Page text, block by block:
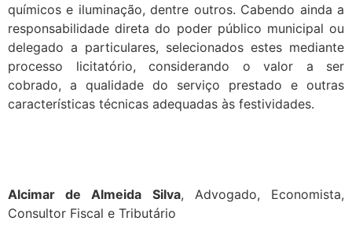
químicos e iluminação, dentre outros. Cabendo ainda a
responsabilidade direta do poder público municipal ou
delegado a particulares, selecionados estes mediante
processo licitatório, considerando o valor a ser
cobrado, a qualidade do serviço prestado e outras
características técnicas adequadas às festividades.
Alcimar de Almeida Silva, Advogado, Economista,
Consultor Fiscal e Tributário